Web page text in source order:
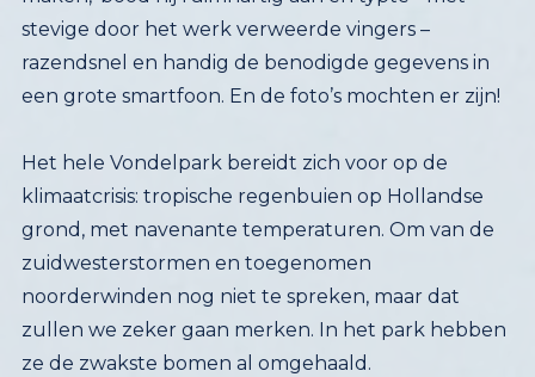
een grote smartfoon. En de foto’s mochten er zijn!
Het hele Vondelpark bereidt zich voor op de
klimaatcrisis: tropische regenbuien op Hollandse
grond, met navenante temperaturen. Om van de
zuidwesterstormen en toegenomen
noorderwinden nog niet te spreken, maar dat
zullen we zeker gaan merken. In het park hebben
ze de zwakste bomen al omgehaald.